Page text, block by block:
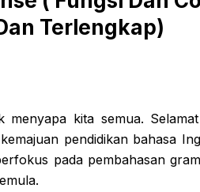
Terlengkap)
menyapa kita semua.
pendidikan bahasa
pada pembahasan